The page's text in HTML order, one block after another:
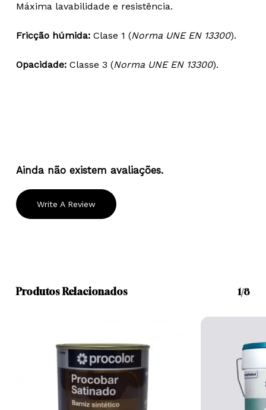
Máxima lavabilidade e resistência.
Fricção húmida:Clase 1 (Norma UNE EN 13300).
Opacidade:Classe 3 (Norma UNE EN 13300).
Ainda não existem avaliações.
Write A Review
Produtos Relacionados 1/8